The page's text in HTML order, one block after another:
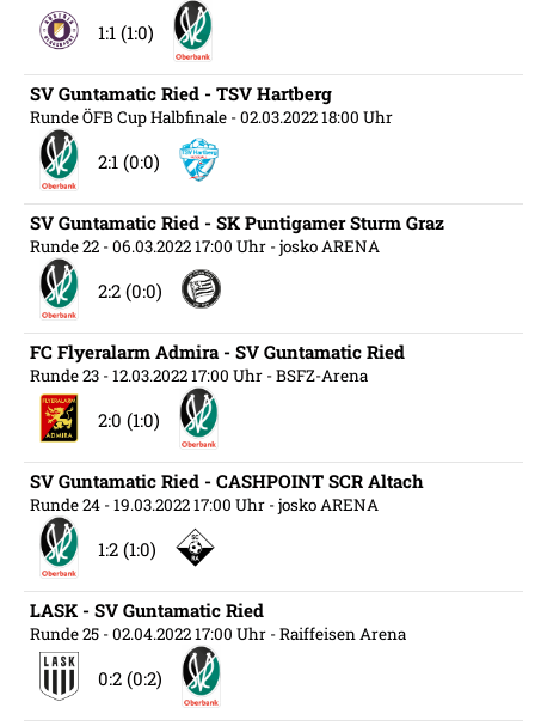
1:1 (1:0)
SV Guntamatic Ried - TSV Hartberg
Runde ÖFB Cup Halbfinale - 02.03.2022 18:00 Uhr
2:1 (0:0)
SV Guntamatic Ried - SK Puntigamer Sturm Graz
Runde 22 - 06.03.2022 17:00 Uhr - josko ARENA
2:2 (0:0)
FC Flyeralarm Admira - SV Guntamatic Ried
Runde 23 - 12.03.2022 17:00 Uhr - BSFZ-Arena
2:0 (1:0)
SV Guntamatic Ried - CASHPOINT SCR Altach
Runde 24 - 19.03.2022 17:00 Uhr - josko ARENA
1:2 (1:0)
LASK - SV Guntamatic Ried
Runde 25 - 02.04.2022 17:00 Uhr - Raiffeisen Arena
0:2 (0:2)